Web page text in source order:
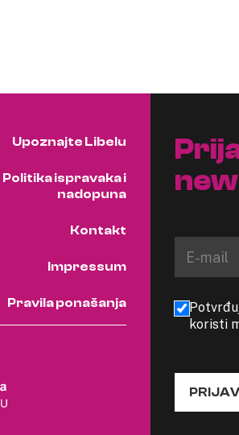
Upoznajte Libelu
Politika ispravaka i
nadopuna
Kontakt
Impressum
Pravila ponašanja
koristi